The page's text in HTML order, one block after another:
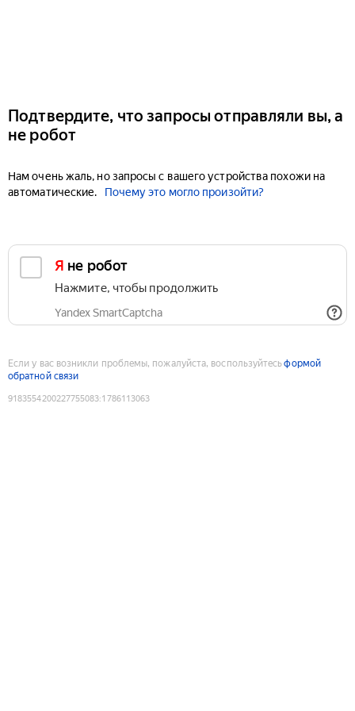
Подтвердите, что запросы отправляли вы, а
не робот
Нам очень жаль, но запросы с вашего устройства похожи на
автоматические.
Почему это могло произойти?
Я не робот
Нажмите, чтобы продолжить
Yandex SmartCaptcha
Если у вас возникли проблемы, пожалуйста, воспользуйтесьформой
обратной связи
9183554200227755083:1786113063